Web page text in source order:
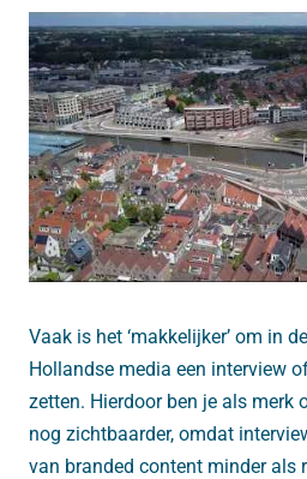
Vaak is het ‘makkelijker’ om in
Hollandse media een interview
zetten. Hierdoor ben je als merk
nog zichtbaarder, omdat
van branded content minder als